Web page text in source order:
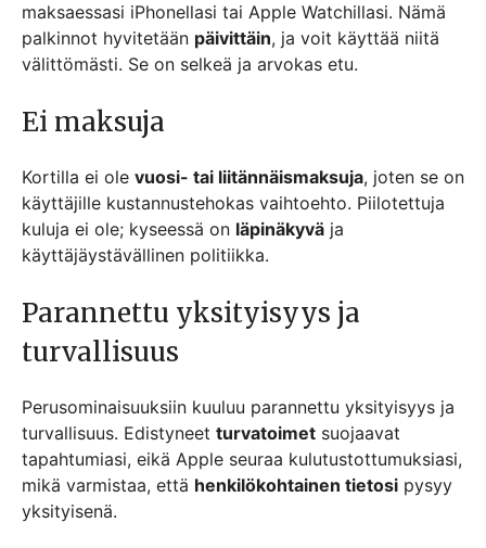
maksaessasi iPhonellasi tai Apple Watchillasi. Nämä
palkinnot hyvitetään päivittäin, ja voit käyttää niitä
välittömästi. Se on selkeä ja arvokas etu.
Ei maksuja
Kortilla ei ole vuosi- tai liitännäismaksuja, joten se on
käyttäjille kustannustehokas vaihtoehto. Piilotettuja
kuluja ei ole; kyseessä on läpinäkyvä ja
käyttäjäystävällinen politiikka.
Parannettu yksityisyys ja
turvallisuus
Perusominaisuuksiin kuuluu parannettu yksityisyys ja
turvallisuus. Edistyneet turvatoimet suojaavat
tapahtumiasi, eikä Apple seuraa kulutustottumuksiasi,
mikä varmistaa, että henkilökohtainen tietosi pysyy
yksityisenä.